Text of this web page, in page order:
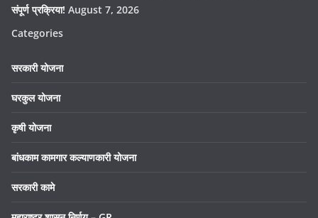
संपूर्ण प्रक्रिया! August 7, 2026
Categories
सरकारी योजना
घरकुल योजना
कृषी योजना
बांधकाम कामगार कल्याणकारी योजना
सरकारी कामे